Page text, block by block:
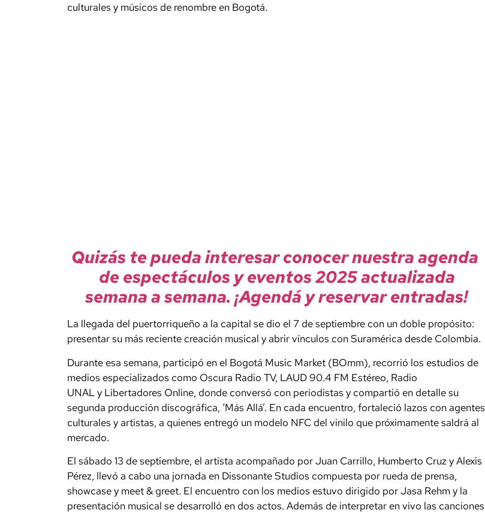
culturales y músicos de renombre en Bogotá.
Quizás te pueda interesar conocer nuestra agenda
de espectáculos y eventos 2025 actualizada
semana a semana. ¡Agendá y reservar entradas!
La llegada del puertorriqueño a la capital se dio el 7 de septiembre con un doble propósito:
presentar su más reciente creación musical y abrir vínculos con Suramérica desde Colombia.
Durante esa semana, participó en el Bogotá Music Market (BOmm), recorrió los estudios de
medios especializados como Oscura Radio TV, LAUD 90.4 FM Estéreo, Radio
UNAL y Libertadores Online, donde conversó con periodistas y compartió en detalle su
segunda producción discográfica, ‘Más Allá’. En cada encuentro, fortaleció lazos con agentes
culturales y artistas, a quienes entregó un modelo NFC del vinilo que próximamente saldrá al
mercado.
El sábado 13 de septiembre, el artista acompañado por Juan Carrillo, Humberto Cruz y Alexis
Pérez, llevó a cabo una jornada en Dissonante Studios compuesta por rueda de prensa,
showcase y meet & greet. El encuentro con los medios estuvo dirigido por Jasa Rehm y la
presentación musical se desarrolló en dos actos. Además de interpretar en vivo las canciones